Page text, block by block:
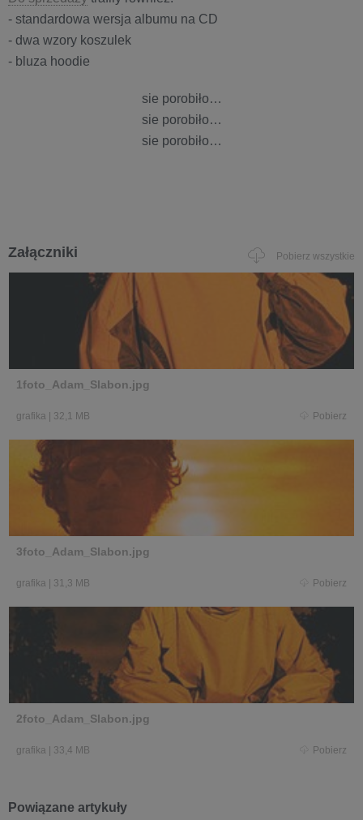
- standardowa wersja albumu na CD
- dwa wzory koszulek
- bluza hoodie
sie porobiło…
sie porobiło…
sie porobiło…
Załączniki Pobierz wszystkie
1foto_Adam_Slabon.jpg
grafika 32,1 MB Pobierz
3foto_Adam_Slabon.jpg
grafika 31,3 MB Pobierz
2foto_Adam_Slabon.jpg
grafika 33,4 MB Pobierz
Powiązane artykuły